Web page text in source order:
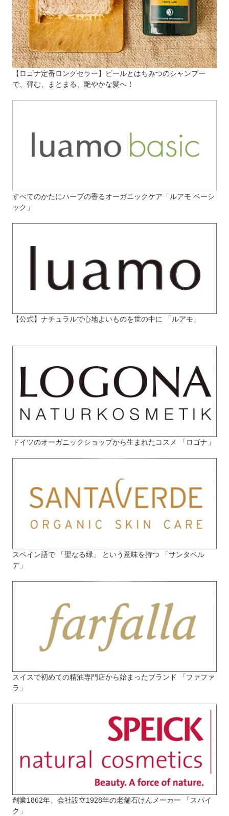
【ロゴナ定番ロングセラー】ビールとはちみつのシャンプー
で、弾む、まとまる、艶やかな髪へ！
すべてのかたにハーブの香るオーガニックケア「ルアモ ベーシ
ック」
【公式】ナチュラルで心地よいものを世の中に 「ルアモ」
ドイツのオーガニックショップから生まれたコスメ 「ロゴナ」
スペイン語で 「聖なる緑」 という意味を持つ 「サンタベル
デ」
スイスで初めての精油専門店から始まったブランド 「ファファ
ラ」
創業1862年、会社設立1928年の老舗石けんメーカー 「スパイ
ク」